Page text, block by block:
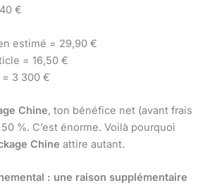
€
estimé = 29,90 €
= 16,50 €
3 300 €
Chine, ton bénéfice net (avant frais
%. C’est énorme. Voilà pourquoi
Chine attire autant.
: une raison supplémentaire